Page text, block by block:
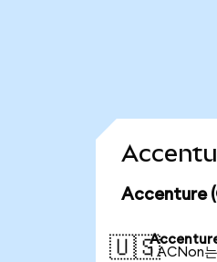
Accenture
🇺🇸1 ACNon